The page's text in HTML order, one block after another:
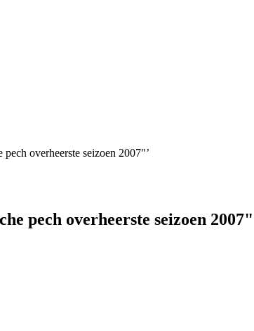
overheerste seizoen 2007"’
pech overheerste seizoen